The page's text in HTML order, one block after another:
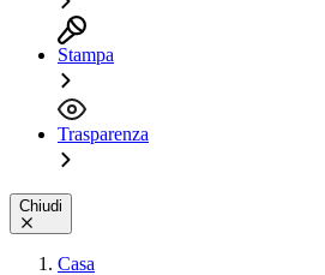
Stampa
Trasparenza
Chiudi
Casa